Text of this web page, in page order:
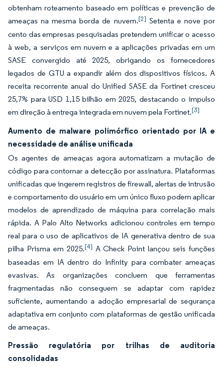
obtenham roteamento baseado em políticas e prevenção de
ameaças na mesma borda de nuvem.[2] Setenta e nove por
cento das empresas pesquisadas pretendem unificar o acesso
à web, a serviços em nuvem e a aplicações privadas em um
SASE convergido até 2025, obrigando os fornecedores
legados de GTU a expandir além dos dispositivos físicos. A
receita recorrente anual do Unified SASE da Fortinet cresceu
25,7% para USD 1,15 bilhão em 2025, destacando o impulso
em direção à entrega integrada em nuvem pela Fortinet.[3]
Aumento de malware polimórfico orientado por IA e
necessidade de análise unificada
Os agentes de ameaças agora automatizam a mutação de
código para contornar a detecção por assinatura. Plataformas
unificadas que ingerem registros de firewall, alertas de intrusão
e comportamento do usuário em um único fluxo podem aplicar
modelos de aprendizado de máquina para correlação mais
rápida. A Palo Alto Networks adicionou controles em tempo
real para o uso de aplicativos de IA generativa dentro de sua
pilha Prisma em 2025.[4] A Check Point lançou seis funções
baseadas em IA dentro do Infinity para combater ameaças
evasivas. As organizações concluem que ferramentas
fragmentadas não conseguem se adaptar com rapidez
suficiente, aumentando a adoção empresarial de segurança
adaptativa em conjunto com plataformas de gestão unificada
de ameaças.
Pressão regulatória por trilhas de auditoria
consolidadas